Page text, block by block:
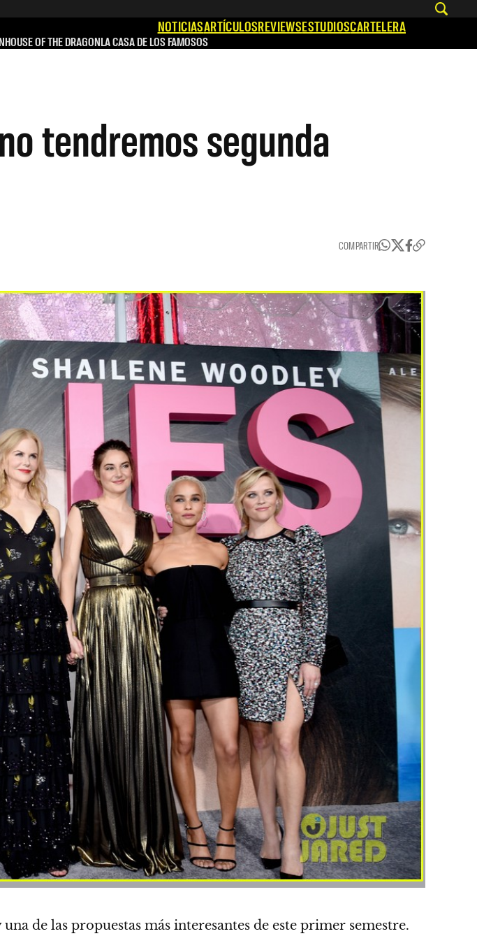
NOTICIASARTÍCULOSREVIEWSESTUDIOSCARTELERA
HOUSE OF THE DRAGONLA CASA DE LOS FAMOSOS
tendremos segunda
COMPARTIR
de las propuestas más interesantes de este primer semestre.